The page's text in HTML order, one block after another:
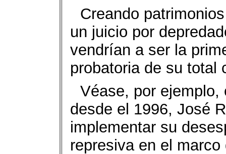
Creando
un juicio por
vendrían a ser la
probatoria de su total
Véase, por ejemplo,
desde el 1996, José
implementar su
represiva en el